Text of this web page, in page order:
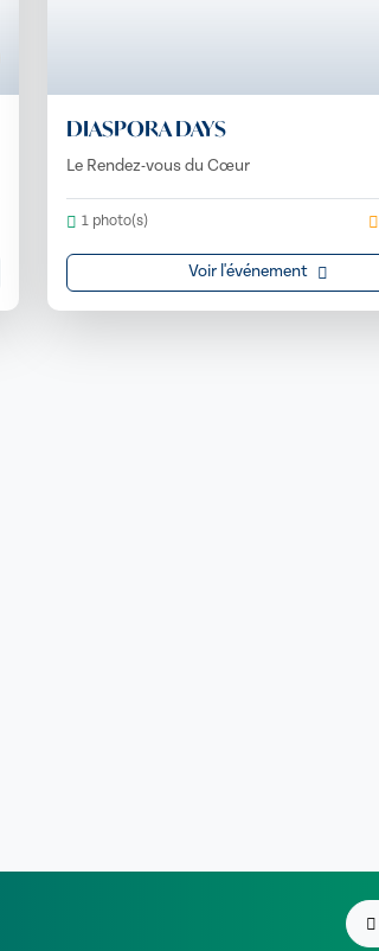
DIASPORA DAYS
Le Rendez-vous du Cœur
1 photo(s)
Voir l'événement